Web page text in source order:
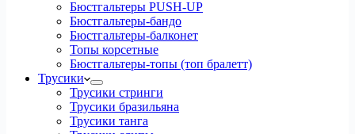
Бюстгальтеры PUSH-UP
Бюстгальтеры-бандо
Бюстгальтеры-балконет
Топы корсетные
Бюстгальтеры-топы (топ бралетт)
Трусики
Трусики стринги
Трусики бразильяна
Трусики танга